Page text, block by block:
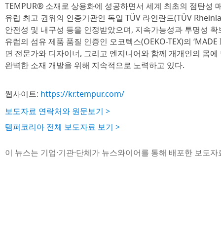
TEMPUR® 소재로 상용화에 성공하면서 세계 최초의 점탄성
유럽 최고 권위의 인증기관인 독일 TÜV 라인란드(TÜV
안전성 및 내구성 등을 인정받았으며, 지속가능성과 투명성
유럽의 섬유 제품 품질 인증인 오코텍스(OEKO-TEX)의
면 전문가와 디자이너, 그리고 엔지니어와 함께 개개인의 몸
완벽한 소재 개발을 위해 지속적으로 노력하고 있다.
웹사이트: https://kr.tempur.com/
보도자료 연락처와 원문보기 >
템퍼코리아 전체 보도자료 보기 >
이 뉴스는 기업·기관·단체가 뉴스와이어를 통해 배포한 보도